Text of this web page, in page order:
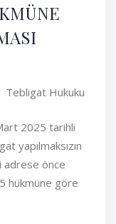
Tebligat Hukuku
2025 tarihli
yapılmaksızın
adrese önce
hükmüne göre